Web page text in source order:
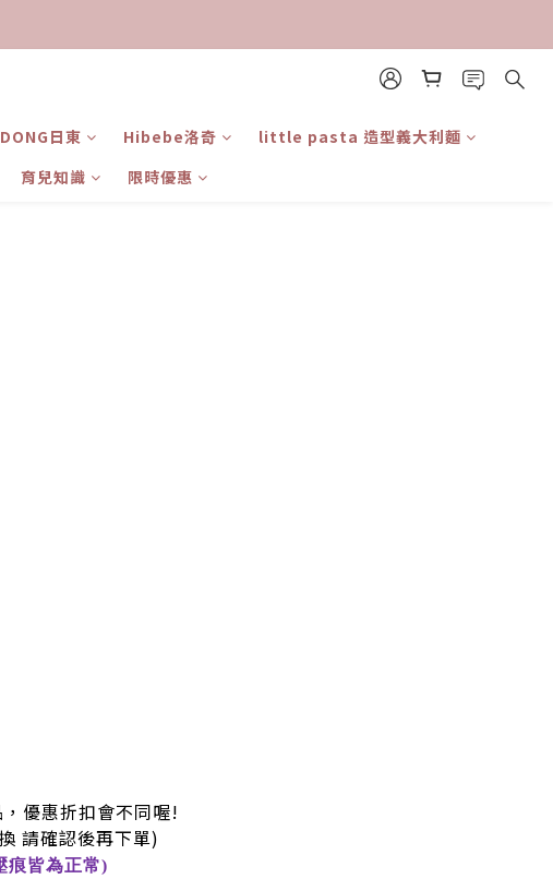
日東 Hibebe洛奇
little pasta 造型義大利麵
育兒知識 限時優惠
優惠折扣會不同喔!
請確認後再下單)
痕皆為正常)